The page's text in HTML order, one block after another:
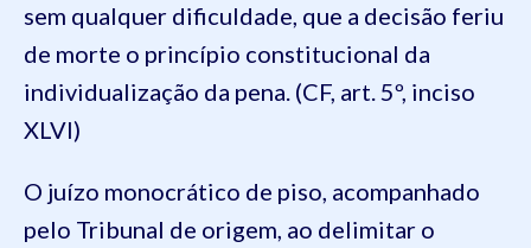
sem qualquer dificuldade, que a decisão feriu
de morte o princípio constitucional da
individualização da pena. (CF, art. 5º, inciso
XLVI)
O juízo monocrático de piso, acompanhado
pelo Tribunal de origem, ao delimitar o